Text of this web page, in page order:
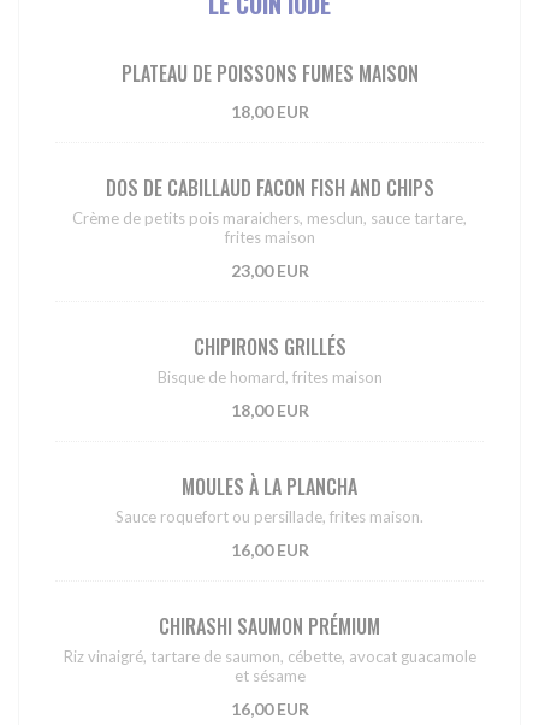
PLATEAU DE POISSONS FUMES MAISON
18,00 EUR
DOS DE CABILLAUD FACON FISH AND CHIPS
Crème de petits pois maraichers, mesclun, sauce tartare,
frites maison
23,00 EUR
CHIPIRONS GRILLÉS
Bisque de homard, frites maison
18,00 EUR
MOULES À LA PLANCHA
Sauce roquefort ou persillade, frites maison.
16,00 EUR
CHIRASHI SAUMON PRÉMIUM
Riz vinaigré, tartare de saumon, cébette, avocat guacamole
et sésame
16,00 EUR